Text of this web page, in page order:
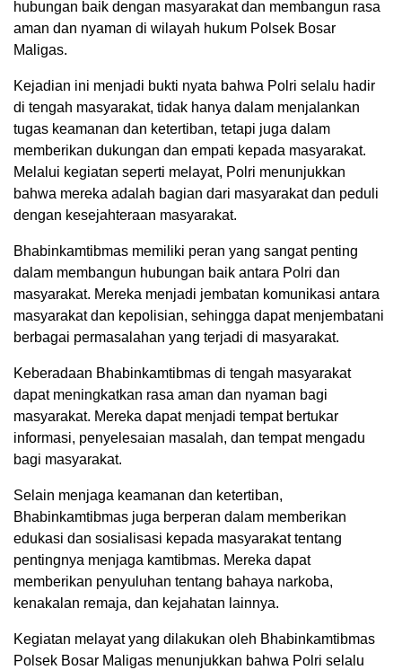
hubungan baik dengan masyarakat dan membangun rasa
aman dan nyaman di wilayah hukum Polsek Bosar
Maligas.
Kejadian ini menjadi bukti nyata bahwa Polri selalu hadir
di tengah masyarakat, tidak hanya dalam menjalankan
tugas keamanan dan ketertiban, tetapi juga dalam
memberikan dukungan dan empati kepada masyarakat.
Melalui kegiatan seperti melayat, Polri menunjukkan
bahwa mereka adalah bagian dari masyarakat dan peduli
dengan kesejahteraan masyarakat.
Bhabinkamtibmas memiliki peran yang sangat penting
dalam membangun hubungan baik antara Polri dan
masyarakat. Mereka menjadi jembatan komunikasi antara
masyarakat dan kepolisian, sehingga dapat menjembatani
berbagai permasalahan yang terjadi di masyarakat.
Keberadaan Bhabinkamtibmas di tengah masyarakat
dapat meningkatkan rasa aman dan nyaman bagi
masyarakat. Mereka dapat menjadi tempat bertukar
informasi, penyelesaian masalah, dan tempat mengadu
bagi masyarakat.
Selain menjaga keamanan dan ketertiban,
Bhabinkamtibmas juga berperan dalam memberikan
edukasi dan sosialisasi kepada masyarakat tentang
pentingnya menjaga kamtibmas. Mereka dapat
memberikan penyuluhan tentang bahaya narkoba,
kenakalan remaja, dan kejahatan lainnya.
Kegiatan melayat yang dilakukan oleh Bhabinkamtibmas
Polsek Bosar Maligas menunjukkan bahwa Polri selalu